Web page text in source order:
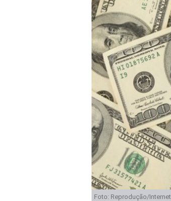
Foto: Reprodução/Internet